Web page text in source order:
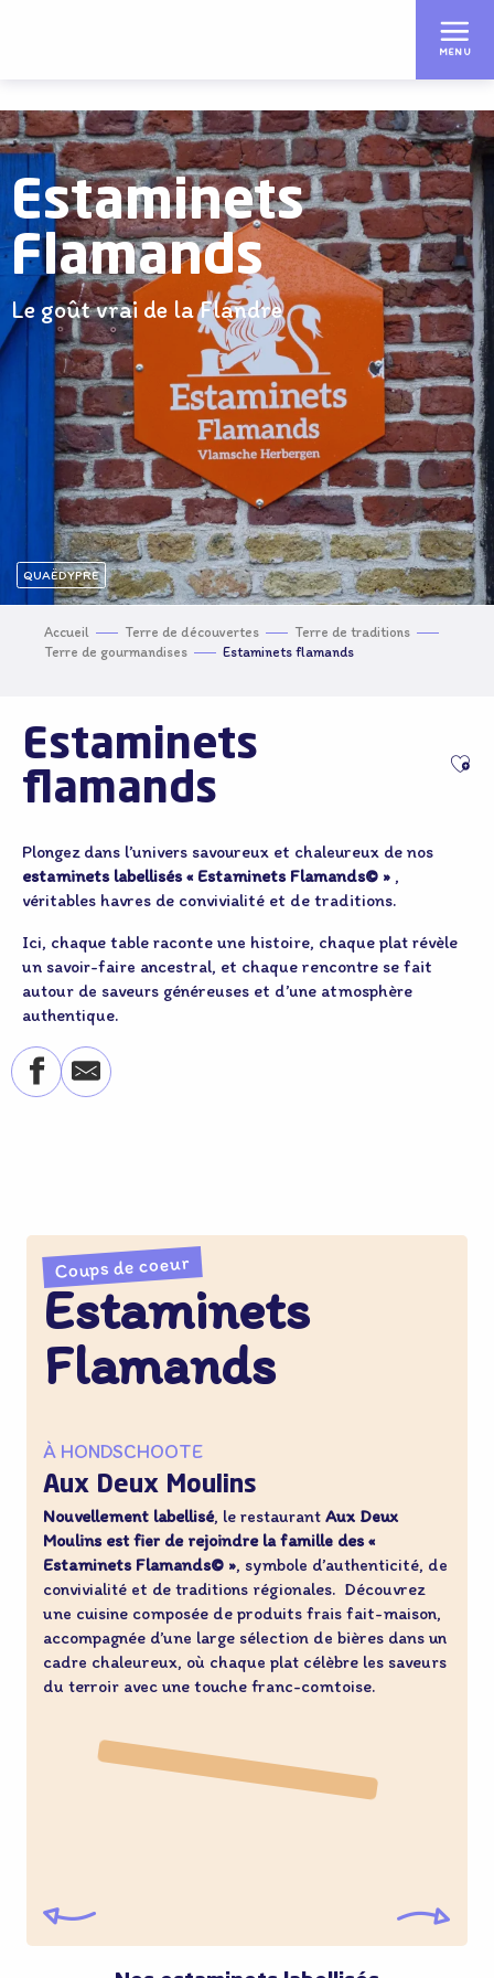
MENU
Estaminets
Flamands
Le goût vrai de la Flandre
QUAËDYPRE
Accueil Terre de découvertes
Terre de traditions
Terre de gourmandises
Estaminets flamands
Estaminets
flamands
Plongez dans l’univers savoureux et chaleureux de nos
estaminets labellisés « Estaminets Flamands© » ,
véritables havres de convivialité et de traditions.
Ici, chaque table raconte une histoire, chaque plat révèle
un savoir-faire ancestral, et chaque rencontre se fait
autour de saveurs généreuses et d’une atmosphère
authentique.
Coups de coeur
Estaminets
Flamands
À HONDSCHOOTE
Aux Deux Moulins
Nouvellement labellisé, le restaurant Aux Deux
Moulins est fier de rejoindre la famille des «
Estaminets Flamands© », symbole d’authenticité, de
convivialité et de traditions régionales. Découvrez
une cuisine composée de produits frais fait-maison,
accompagnée d’une large sélection de bières dans un
cadre chaleureux, où chaque plat célèbre les saveurs
du terroir avec une touche franc-comtoise.
©